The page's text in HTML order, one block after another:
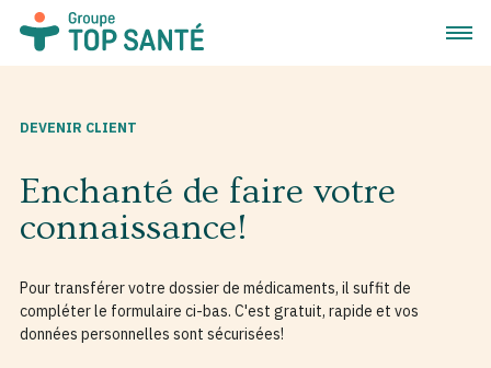
Ouvrir
DEVENIR CLIENT
Enchanté de faire votre
connaissance!
Pour transférer votre dossier de médicaments, il suffit de
compléter le formulaire ci-bas. C'est gratuit, rapide et vos
données personnelles sont sécurisées!